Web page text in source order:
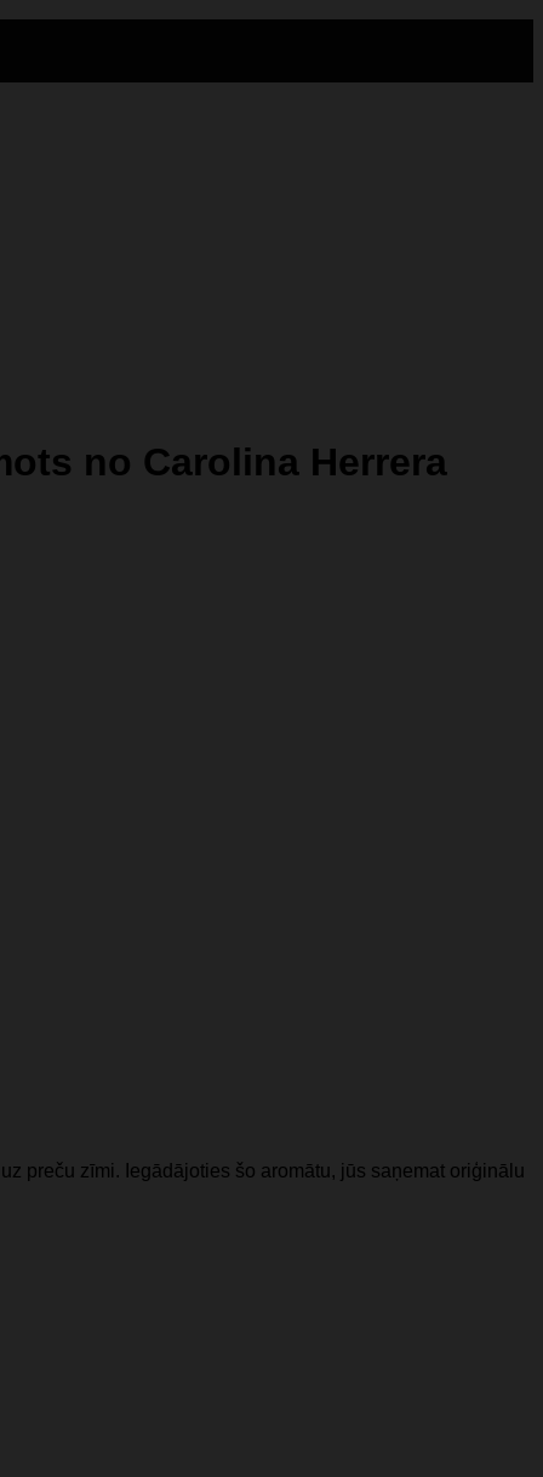
no Carolina Herrera
preču zīmi. Iegādājoties šo aromātu, jūs saņemat oriģinālu